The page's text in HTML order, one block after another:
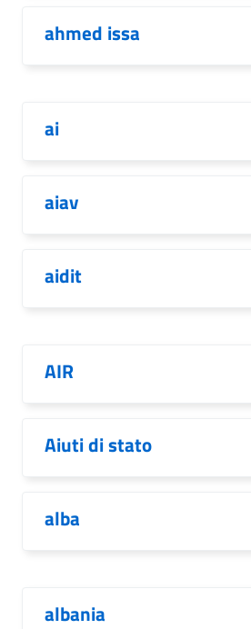
ahmed issa
ai
aiav
aidit
AIR
Aiuti di stato
alba
albania